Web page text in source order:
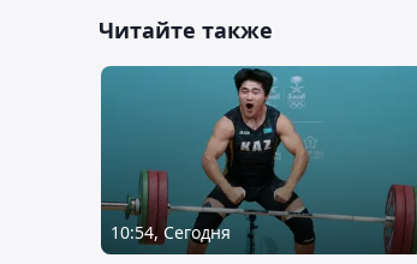
Читайте также
10:54, Сегодня